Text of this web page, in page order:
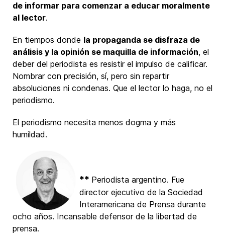
de informar para comenzar a educar moralmente
al lector.
En tiempos donde la propaganda se disfraza de
análisis y la opinión se maquilla de información, el
deber del periodista es resistir el impulso de calificar.
Nombrar con precisión, sí, pero sin repartir
absoluciones ni condenas. Que el lector lo haga, no el
periodismo.
El periodismo necesita menos dogma y más
humildad.
** Periodista argentino. Fue
director ejecutivo de la Sociedad
Interamericana de Prensa durante
ocho años. Incansable defensor de la libertad de
prensa.